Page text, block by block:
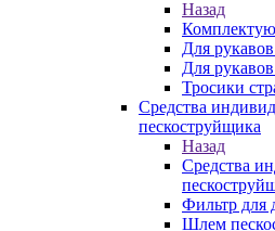
Назад
Для
Для
Тросики
Средства
пескоструйщика
Назад
Средства
Фильтр для
Шлем